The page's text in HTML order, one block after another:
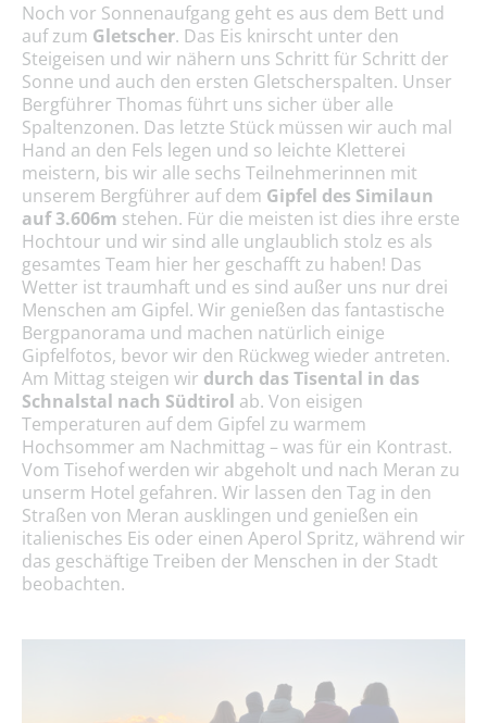
Noch vor Sonnenaufgang geht es aus dem Bett und
auf zum Gletscher. Das Eis knirscht unter den
Steigeisen und wir nähern uns Schritt für Schritt der
Sonne und auch den ersten Gletscherspalten. Unser
Bergführer Thomas führt uns sicher über alle
Spaltenzonen. Das letzte Stück müssen wir auch mal
Hand an den Fels legen und so leichte Kletterei
meistern, bis wir alle sechs Teilnehmerinnen mit
unserem Bergführer auf dem Gipfel des Similaun
auf 3.606m stehen. Für die meisten ist dies ihre erste
Hochtour und wir sind alle unglaublich stolz es als
gesamtes Team hier her geschafft zu haben! Das
Wetter ist traumhaft und es sind außer uns nur drei
Menschen am Gipfel. Wir genießen das fantastische
Bergpanorama und machen natürlich einige
Gipfelfotos, bevor wir den Rückweg wieder antreten.
Am Mittag steigen wir durch das Tisental in das
Schnalstal nach Südtirol ab. Von eisigen
Temperaturen auf dem Gipfel zu warmem
Hochsommer am Nachmittag – was für ein Kontrast.
Vom Tisehof werden wir abgeholt und nach Meran zu
unserm Hotel gefahren. Wir lassen den Tag in den
Straßen von Meran ausklingen und genießen ein
italienisches Eis oder einen Aperol Spritz, während wir
das geschäftige Treiben der Menschen in der Stadt
beobachten.